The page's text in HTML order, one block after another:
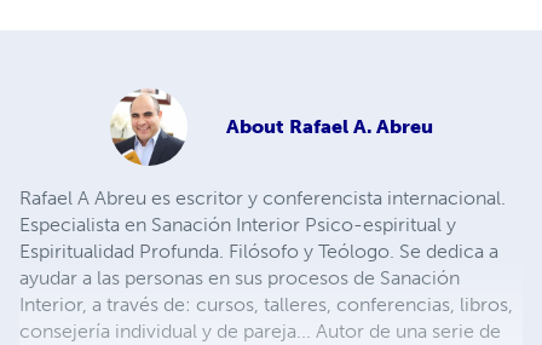
About Rafael A. Abreu
Rafael A Abreu es escritor y conferencista internacional.
Especialista en Sanación Interior Psico-espiritual y
Espiritualidad Profunda. Filósofo y Teólogo. Se dedica a
ayudar a las personas en sus procesos de Sanación
Interior, a través de: cursos, talleres, conferencias, libros,
consejería individual y de pareja... Autor de una serie de